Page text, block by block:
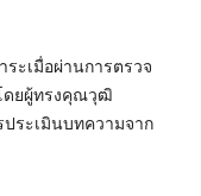
ะเมื่อผ่านการตรวจ
ดยผู้ทรงคุณวุฒิ
ระเมินบทความจาก